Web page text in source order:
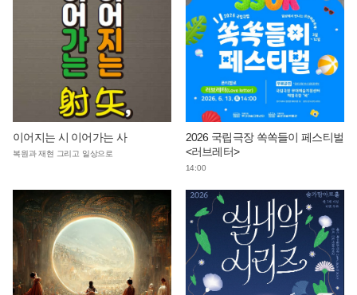
이어지는 시 이어가는 사
복원과 재현 그리고 일상으로
2026 국립극장 쏙쏙들이 페스티벌
<러브레터>
14:00